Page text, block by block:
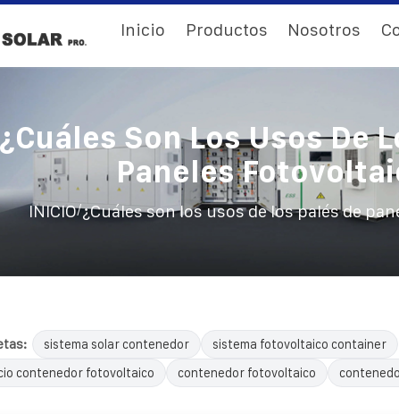
Inicio Productos Nosotros
¿Cuáles Son Los Usos De
Paneles
INICIO/¿Cuáles son los usos de los palés de
sistema solar contenedor
sistema fotovoltaico container
contenedor fotovoltaico
contenedor fotovoltaico